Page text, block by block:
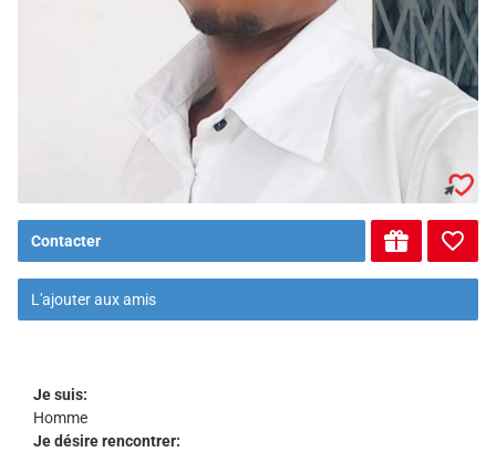
Contacter
L'ajouter aux amis
Je suis:
Homme
Je désire rencontrer: